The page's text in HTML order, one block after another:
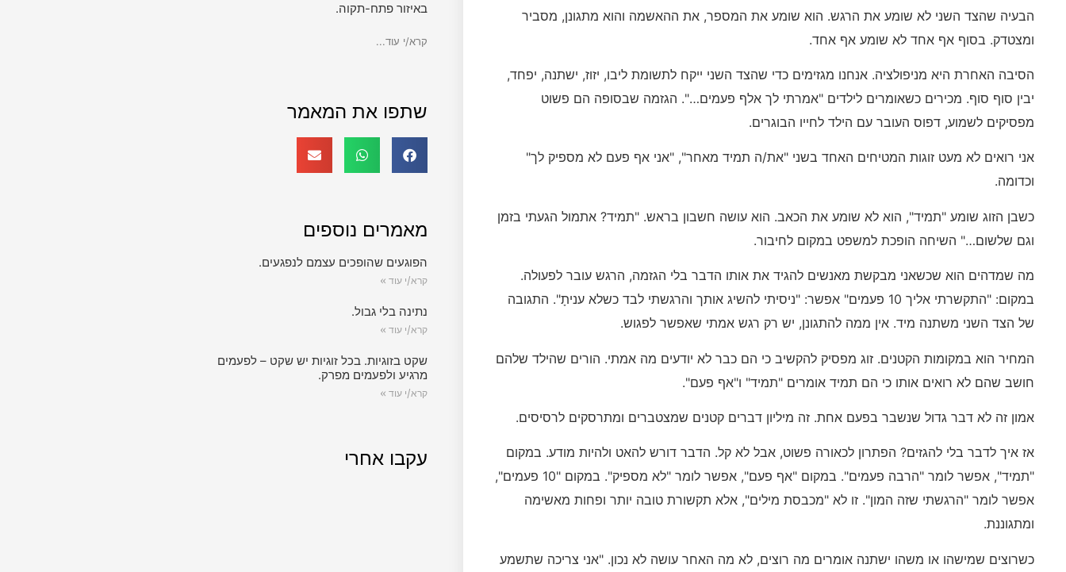
הבעיה שהצד השני לא שומע את הרגש. הוא שומע את המספר, את ההאשמה והוא מתגונן, מסביר
ומצטדק. בסוף אף אחד לא שומע אף אחד.
הסיבה האחרת היא מניפולציה. אנחנו מגזימים כדי שהצד השני ייקח לתשומת ליבו, יזוז, ישתנה, יפחד,
יבין סוף סוף. מכירים כשאומרים לילדים "אמרתי לך אלף פעמים…". הגזמה שבסופה הם פשוט
מפסיקים לשמוע, דפוס העובר עם הילד לחייו הבוגרים.
אני רואים לא מעט זוגות המטיחים האחד בשני "את/ה תמיד מאחר", "אני אף פעם לא מספיק לך"
וכדומה.
כשבן הזוג שומע "תמיד", הוא לא שומע את הכאב. הוא עושה חשבון בראש. "תמיד? אתמול הגעתי בזמן
וגם שלשום…" השיחה הופכת למשפט במקום לחיבור.
מה שמדהים הוא שכשאני מבקשת מאנשים להגיד את אותו הדבר בלי הגזמה, הרגש עובר לפעולה.
במקום: "התקשרתי אליך 10 פעמים" אפשר: "ניסיתי להשיג אותך והרגשתי לבד כשלא עניתָ". התגובה
של הצד השני משתנה מיד. אין ממה להתגונן, יש רק רגש אמתי שאפשר לפגוש.
המחיר הוא במקומות הקטנים. זוג מפסיק להקשיב כי הם כבר לא יודעים מה אמתי. הורים שהילד שלהם
חושב שהם לא רואים אותו כי הם תמיד אומרים "תמיד" ו"אף פעם".
אמון זה לא דבר גדול שנשבר בפעם אחת. זה מיליון דברים קטנים שמצטברים ומתרסקים לרסיסים.
אז איך לדבר בלי להגזים? הפתרון לכאורה פשוט, אבל לא קל. הדבר דורש להאט ולהיות מודע. במקום
"תמיד", אפשר לומר "הרבה פעמים". במקום "אף פעם", אפשר לומר "לא מספיק". במקום "10 פעמים",
אפשר לומר "הרגשתי שזה המון". זו לא "מכבסת מילים", אלא תקשורת טובה יותר ופחות מאשימה
ומתגוננת.
כשרוצים שמישהו או משהו ישתנה אומרים מה רוצים, לא מה האחר עושה לא נכון. "אני צריכה שתשמע
באיזור פתח-תקוה.
קרא/י עוד...
שתפו את המאמר
מאמרים נוספים
הפוגעים שהופכים עצמם לנפגעים.
קרא/י עוד »
נתינה בלי גבול.
קרא/י עוד »
שקט בזוגיות. בכל זוגיות יש שקט – לפעמים
מרגיע ולפעמים מפרק.
קרא/י עוד »
עקבו אחרי